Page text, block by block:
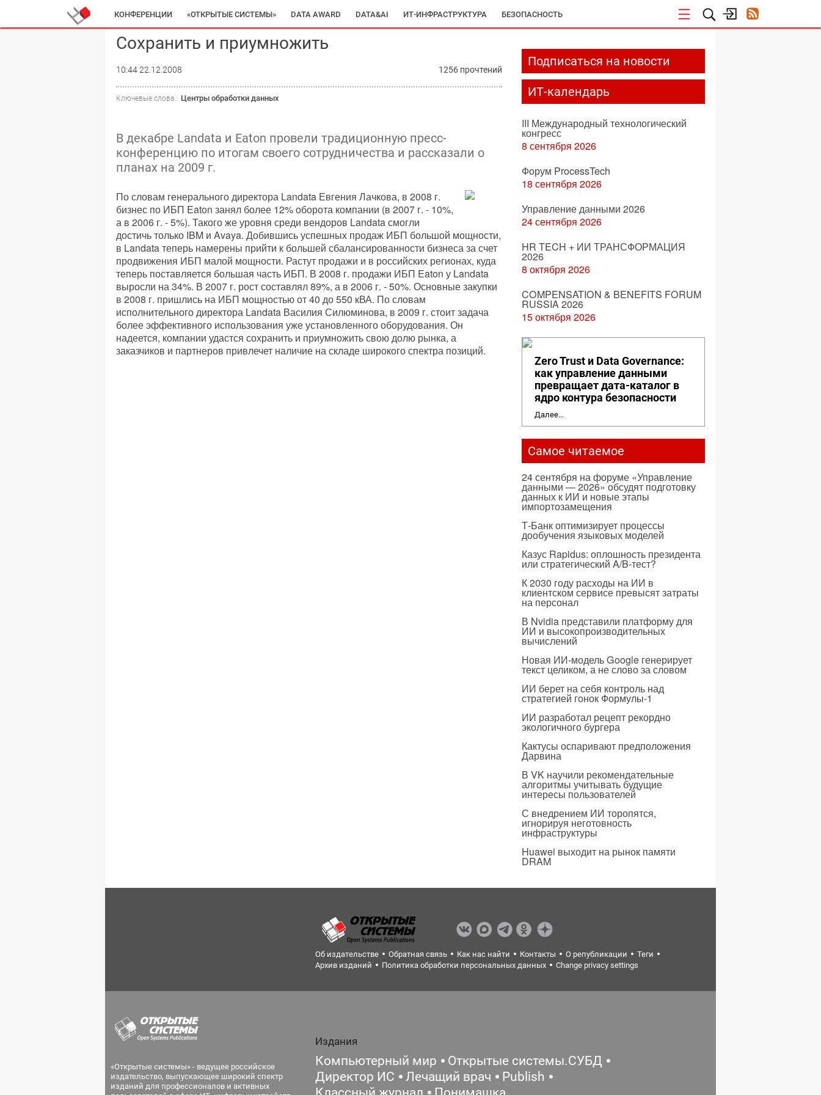
КОНФЕРЕНЦИИ «ОТКРЫТЫЕ СИСТЕМЫ» DATA AWARD DATA&AI ИТ-ИНФРАСТРУКТУРА БЕЗОПАСНОСТЬ
Сохранить и приумножить
10:44 22.12.2008 1256 прочтений
Ключевые слова : Центры обработки данных
В декабре Landata и Eaton провели традиционную пресс-
конференцию по итогам своего сотрудничества и рассказали о
планах на 2009 г.
По словам генерального директора Landata Евгения Лачкова, в 2008 г.
бизнес по ИБП Eaton занял более 12% оборота компании (в 2007 г. - 10%,
а в 2006 г. - 5%). Такого же уровня среди вендоров Landata смогли
достичь только IBM и Avaya. Добившись успешных продаж ИБП большой мощности,
в Landata теперь намерены прийти к большей сбалансированности бизнеса за счет
продвижения ИБП малой мощности. Растут продажи и в российских регионах, куда
теперь поставляется большая часть ИБП. В 2008 г. продажи ИБП Eaton у Landata
выросли на 34%. В 2007 г. рост составлял 89%, а в 2006 г. - 50%. Основные закупки
в 2008 г. пришлись на ИБП мощностью от 40 до 550 кВА. По словам
исполнительного директора Landata Василия Силюминова, в 2009 г. стоит задача
более эффективного использования уже установленного оборудования. Он
надеется, компании удастся сохранить и приумножить свою долю рынка, а
заказчиков и партнеров привлечет наличие на складе широкого спектра позиций.
Подписаться на новости
ИТ-календарь
III Международный технологический
конгресс
8 сентября 2026
Форум ProcessTech
18 сентября 2026
Управление данными 2026
24 сентября 2026
HR TECH + ИИ ТРАНСФОРМАЦИЯ
2026
8 октября 2026
COMPENSATION & BENEFITS FORUM
RUSSIA 2026
15 октября 2026
Zero Trust и Data Governance:
как управление данными
превращает дата-каталог в
ядро контура безопасности
Далее...
Самое читаемое
24 сентября на форуме «Управление
данными — 2026» обсудят подготовку
данных к ИИ и новые этапы
импортозамещения
Т-Банк оптимизирует процессы
дообучения языковых моделей
Казус Rapidus: оплошность президента
или стратегический A/B-тест?
К 2030 году расходы на ИИ в
клиентском сервисе превысят затраты
на персонал
В Nvidia представили платформу для
ИИ и высокопроизводительных
вычислений
Новая ИИ-модель Google генерирует
текст целиком, а не слово за словом
ИИ берет на себя контроль над
стратегией гонок Формулы-1
ИИ разработал рецепт рекордно
экологичного бургера
Кактусы оспаривают предположения
Дарвина
В VK научили рекомендательные
алгоритмы учитывать будущие
интересы пользователей
С внедрением ИИ торопятся,
игнорируя неготовность
инфраструктуры
Huawei выходит на рынок памяти
DRAM
Об издательстве Обратная связь Как нас найти Контакты О републикации
Теги
Архив изданий
Политика обработки персональных данных Change privacy settings
«Открытые системы» - ведущее российское
издательство, выпускающее широкий спектр
изданий для профессионалов и активных
Издания
Компьютерный мир
Открытые системы.СУБД
Директор ИС
Лечащий врач
Publish